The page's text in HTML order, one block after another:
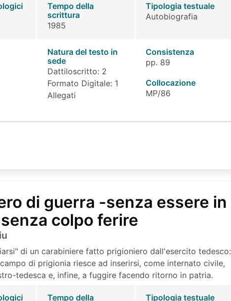
Tempo della
scrittura
1985
Tipologia testuale
Autobiografia
Natura del testo in
sede
Dattiloscritto: 2
Formato Digitale: 1
Allegati
Consistenza
pp. 89
Collocazione
MP/86
di guerra -senza essere in
colpo ferire
di un carabiniere fatto prigioniero dall'esercito tedesco:
di prigionia riesce ad inserirsi, come internato civile,
tedesca e, infine, a fuggire facendo ritorno in patria.
Tempo della Tipologia testuale